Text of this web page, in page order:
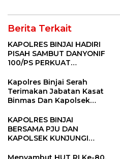
Berita Terkait
KAPOLRES BINJAI HADIRI
PISAH SAMBUT DANYONIF
100/PS PERKUAT
Kapolres Binjai Serah
Terimakan Jabatan Kasat
Binmas Dan Kapolsek
KAPOLRES BINJAI
BERSAMA PJU DAN
KAPOLSEK KUNJUNGI
BINJAI